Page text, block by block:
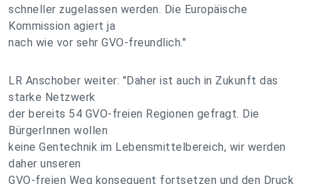
schneller zugelassen werden. Die Europäische
Kommission agiert ja
nach wie vor sehr GVO-freundlich."
LR Anschober weiter: "Daher ist auch in Zukunft das
starke Netzwerk
der bereits 54 GVO-freien Regionen gefragt. Die
BürgerInnen wollen
keine Gentechnik im Lebensmittelbereich, wir werden
daher unseren
GVO-freien Weg konsequent fortsetzen und den Druck